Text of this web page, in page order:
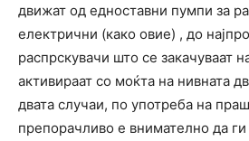
движат од едноставни пумпи за
електрични (како овие) , до
распрскувачи што се закачуваат
активираат со моќта на нивната
двата случаи, по употреба на
препорачливо е внимателно да ги